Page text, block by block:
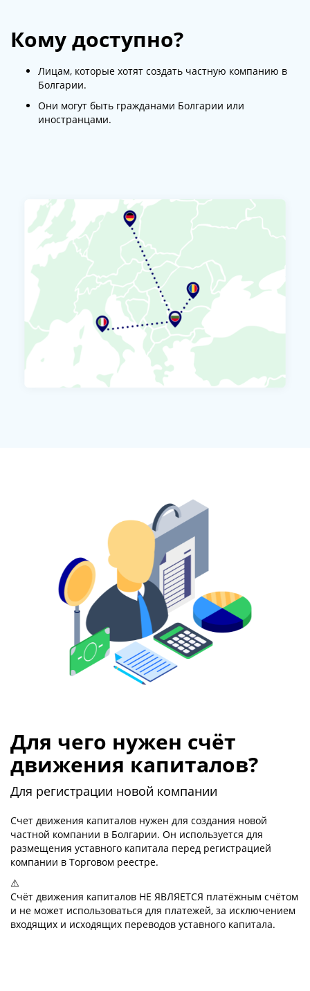
Кому доступно?
Лицам, которые хотят создать частную компанию в
Болгарии.
Они могут быть гражданами Болгарии или
иностранцами.
Для чего нужен счёт
движения капиталов?
Для регистрации новой компании
Счет движения капиталов нужен для создания новой
частной компании в Болгарии. Он используется для
размещения уставного капитала перед регистрацией
компании в Торговом реестре.
⚠️
Счёт движения капиталов НЕ ЯВЛЯЕТСЯ платёжным счётом
и не может использоваться для платежей, за исключением
входящих и исходящих переводов уставного капитала.